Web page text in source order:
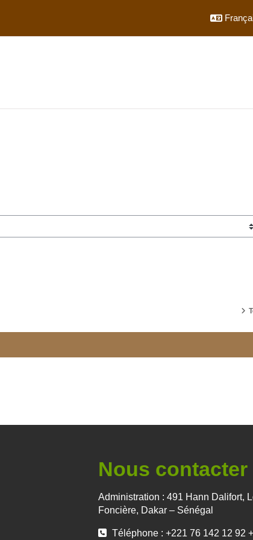
Nous contacter
Administration : 491 Hann Dalifort,
Foncière, Dakar – Sénégal
Téléphone : +221 76 142 12 92